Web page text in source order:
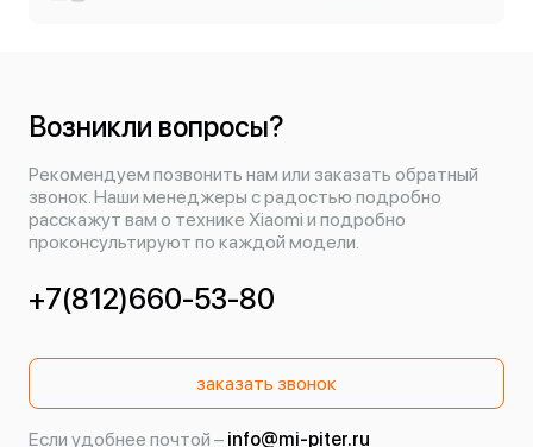
Возникли вопросы?
Рекомендуем позвонить нам или заказать обратный
звонок. Наши менеджеры с радостью подробно
расскажут вам о технике Xiaomi и подробно
проконсультируют по каждой модели.
+7(812)660-53-80
заказать звонок
Если удобнее почтой – info@mi-piter.ru